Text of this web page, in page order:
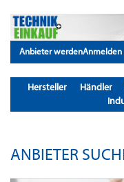
Anbieter werdenAnmelden
Hersteller Händler
ANBIETER